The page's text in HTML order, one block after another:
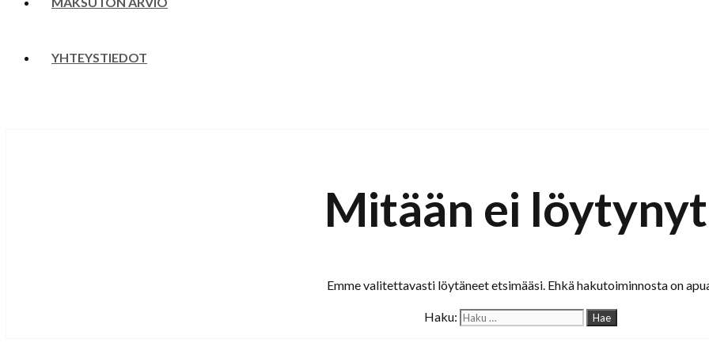
YHTEYSTIEDOT
Mitään ei
Emme valitettavasti löytäneet etsimääsi. Ehkä hakutoiminnosta on
Haku: